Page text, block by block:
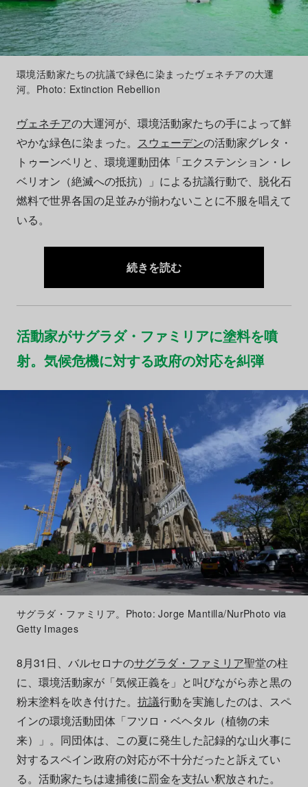
環境活動家たちの抗議で緑色に染まったヴェネチアの大運
河。Photo: Extinction Rebellion
ヴェネチアの大運河が、環境活動家たちの手によって鮮
やかな緑色に染まった。 スウェーデンの活動家グレタ・
トゥーンベリと、環境運動団体「エクステンション・レ
ベリオン（絶滅への抵抗）」による抗議行動で、脱化石
燃料で世界各国の足並みが揃わないことに不服を唱えて
いる。
続きを読む
活動家がサグラダ・ファミリアに塗料を噴
射。気候危機に対する政府の対応を糾弾
サグラダ・ファミリア。Photo: Jorge Mantilla/NurPhoto via
Getty Images
8月31日、バルセロナのサグラダ・ファミリア聖堂の柱
に、環境活動家が「気候正義を」と叫びながら赤と黒の
粉末塗料を吹き付けた。 抗議行動を実施したのは、スペ
インの環境活動団体「フツロ・ベヘタル（植物の未
来）」。同団体は、この夏に発生した記録的な山火事に
対するスペイン政府の対応が不十分だったと訴えてい
る。活動家たちは逮捕後に罰金を支払い釈放された。